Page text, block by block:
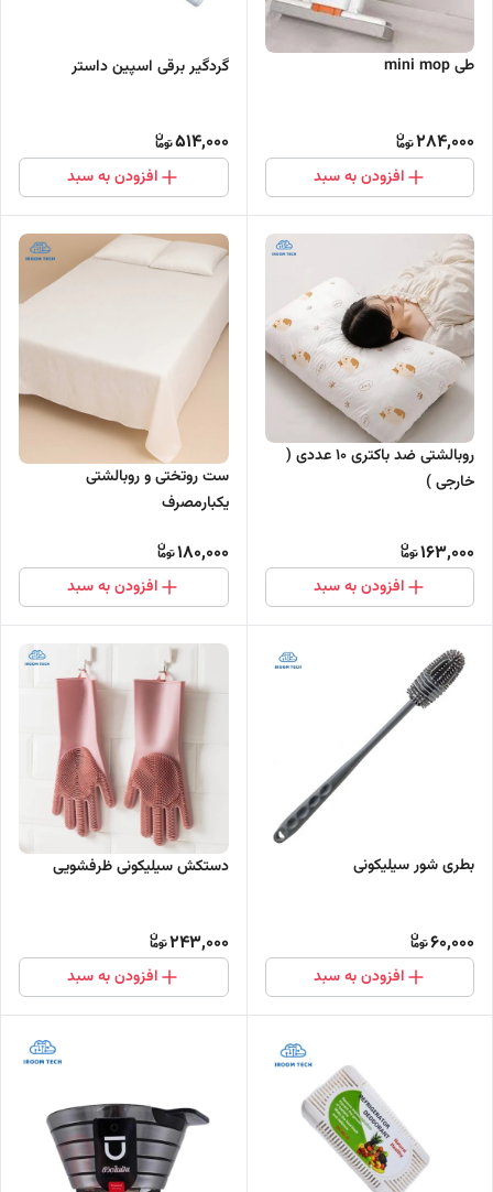
طی mini mop
284,000
افزودن به سبد
گردگیر برقی اسپین داستر
514,000
افزودن به سبد
روبالشتی ضد باکتری 10 عددی (
خارجی )
163,000
افزودن به سبد
ست روتختی و روبالشتی
یکبارمصرف
180,000
افزودن به سبد
بطری شور سیلیکونی
60,000
افزودن به سبد
دستکش سیلیکونی ظرفشویی
243,000
افزودن به سبد